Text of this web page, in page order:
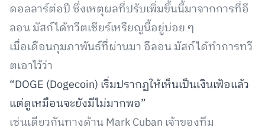
ดอลลาร์ต่อปี ซึ่งเหตุผลที่ปรับเพิ่มขึ้นนี้มาจากการที่อี
ลอน มัสก์ได้ทวีตเชียร์เหรียญนี้อยู่บ่อย ๆ
เมื่อเดือนกุมภาพันธ์ที่ผ่านมา อีลอน มัสก์ได้ทำการทวี
ตเอาไว้ว่า
“DOGE (Dogecoin) เริ่มปรากฏให้เห็นเป็นเงินเฟ้อแล้ว
แต่ดูเหมือนจะยังมีไม่มากพอ”
เช่นเดียวกันทางด้าน Mark Cuban เจ้าของทีม